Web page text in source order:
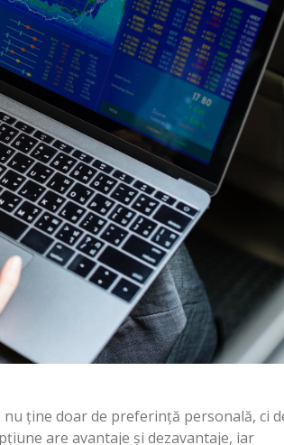
ține doar de preferință personală, ci
are avantaje și dezavantaje, iar